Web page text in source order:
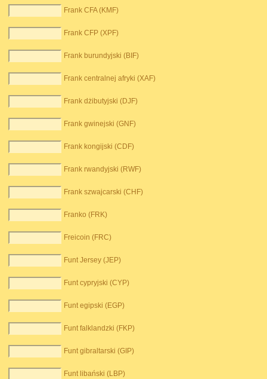
Frank CFA (KMF)
Frank CFP (XPF)
Frank burundyjski (BIF)
Frank centralnej afryki (XAF)
Frank dżibutyjski (DJF)
Frank gwinejski (GNF)
Frank kongijski (CDF)
Frank rwandyjski (RWF)
Frank szwajcarski (CHF)
Franko (FRK)
Freicoin (FRC)
Funt Jersey (JEP)
Funt cypryjski (CYP)
Funt egipski (EGP)
Funt falklandzki (FKP)
Funt gibraltarski (GIP)
Funt libański (LBP)